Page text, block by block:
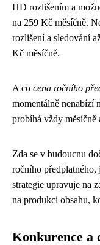
HD rozlišením a
na 259 Kč měsíčně.
rozlišení a sledování
Kč měsíčně.
A co cena ročního
momentálně nenabízí
probíhá vždy
Zda se v budoucnu
ročního
strategie upravuje na
na produkci obsahu,
Konkurence a